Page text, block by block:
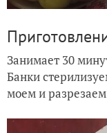
Занимает 30
Банки
моем и